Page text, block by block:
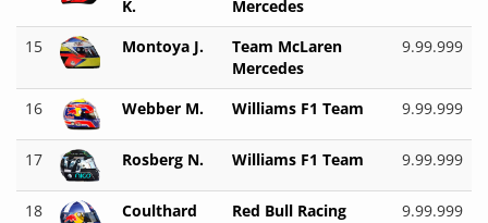
K.
Mercedes
15
Montoya J.
Team McLaren
Mercedes
9.99.999
16 Webber M. Williams F1 Team 9.99.999
17 Rosberg N. Williams F1 Team 9.99.999
18
Coulthard
Red Bull Racing 9.99.999